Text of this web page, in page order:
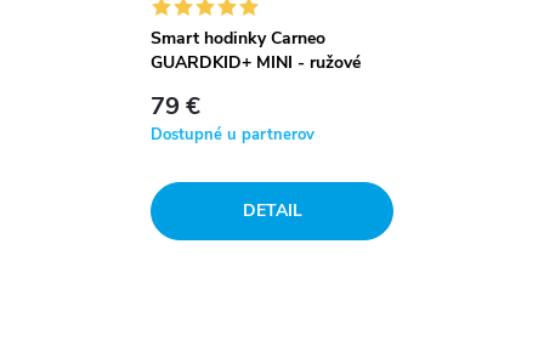
Smart hodinky Carneo
GUARDKID+ MINI - ružové
79 €
Dostupné u partnerov
DETAIL